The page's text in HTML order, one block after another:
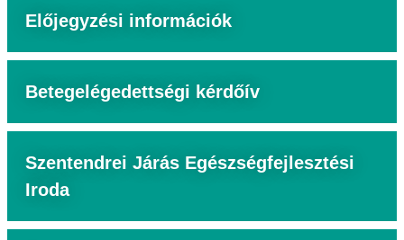
Előjegyzési információk
Betegelégedettségi kérdőív
Szentendrei Járás Egészségfejlesztési
Iroda